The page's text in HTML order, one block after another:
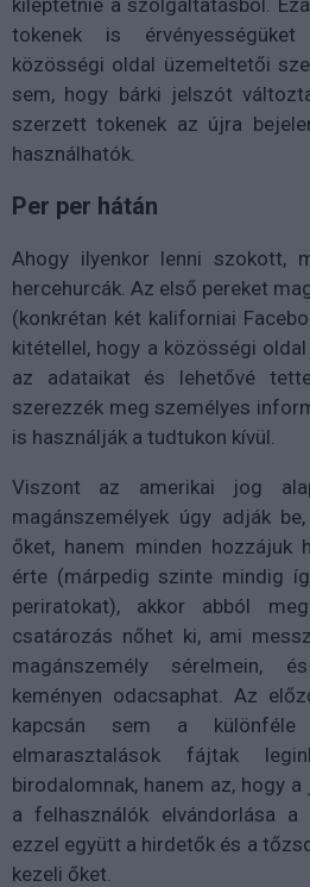
tokenek is
közösségi oldal üzemeltetői
sem, hogy bárki jelszót
szerzett tokenek az újra
használhatók.
Per per hátán
Ahogy ilyenkor lenni szokott,
hercehurcák. Az első pereket
(konkrétan két kaliforniai
kitétellel, hogy a közösségi
az adataikat és lehetővé
szerezzék meg személyes
is használják a tudtukon kívül.
Viszont az amerikai jog
magánszemélyek úgy adják
őket, hanem minden hozzájuk
érte (márpedig szinte mindig
periratokat), akkor abból
csatározás nőhet ki, ami
magánszemély sérelmein,
keményen odacsaphat. Az
kapcsán sem a
elmarasztalások fájtak
birodalomnak, hanem az, hogy
a felhasználók elvándorlása
ezzel együtt a hirdetők és a
kezeli őket.